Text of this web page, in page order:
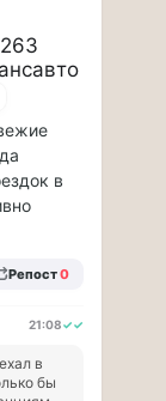
в
Репост0
21:08✓✓
в
бы